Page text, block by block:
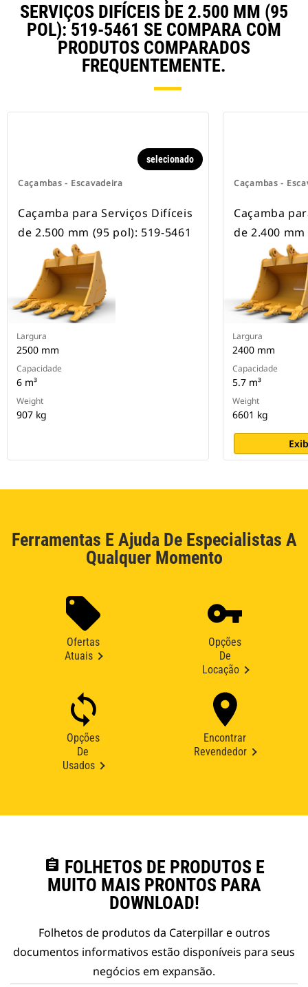
SERVIÇOS DIFÍCEIS DE 2.500 MM (95
POL): 519-5461 SE COMPARA COM
PRODUTOS COMPARADOS
FREQUENTEMENTE.
Caçambas - Escavadeira
selecionado
Caçamba para Serviços Difíceis
de 2.500 mm (95 pol): 519-5461
Largura
2500 mm
Capacidade
6 m³
Weight
907 kg
Caçambas -
Caçamba
de 2.400
Largura
2400 mm
Capacidade
5.7 m³
Weight
6601 kg
Ferramentas E Ajuda De Especialistas A
Qualquer Momento
Ofertas
Atuais
Opções
De
Locação
Opções
De
Usados
Encontrar
Revendedor
assignment FOLHETOS DE PRODUTOS E
MUITO MAIS PRONTOS PARA
DOWNLOAD!
Folhetos de produtos da Caterpillar e outros
documentos informativos estão disponíveis para seus
negócios em expansão.